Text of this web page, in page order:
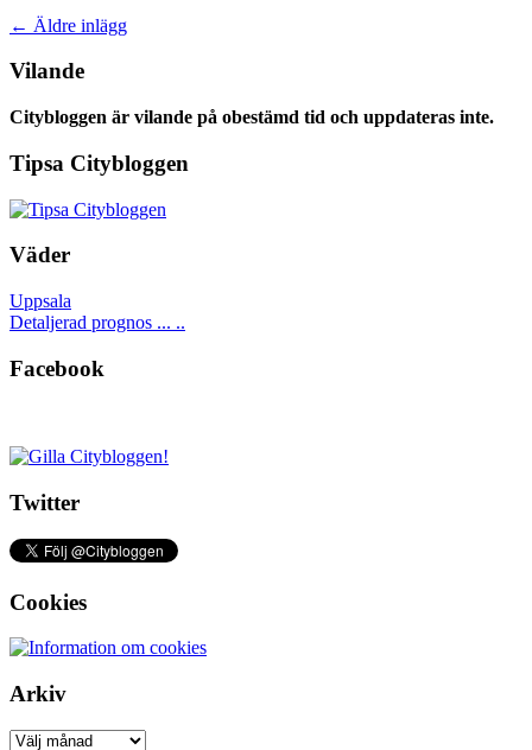
← Äldre inlägg
Vilande
Citybloggen är vilande på obestämd tid och uppdateras inte.
Tipsa Citybloggen
Väder
Uppsala
Detaljerad prognos ... ..
Facebook
Twitter
Cookies
Arkiv
Arkiv